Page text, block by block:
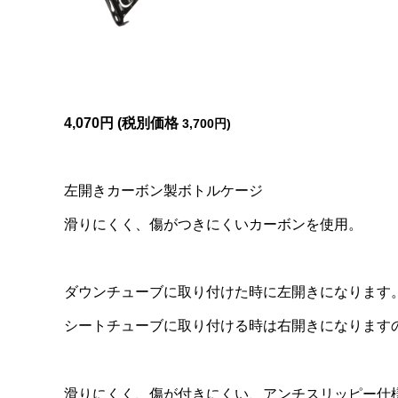
4,070円 (税別価格3,700円)
左開きカーボン製ボトルケージ
滑りにくく、傷がつきにくいカーボンを使用。
ダウンチューブに取り付けた時に左開きになります。
シートチューブに取り付ける時は右開きになります
滑りにくく、傷が付きにくい、アンチスリッピー仕